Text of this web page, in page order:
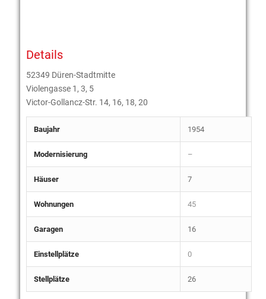
Details
52349 Düren-Stadtmitte
Violengasse 1, 3, 5
Victor-Gollancz-Str. 14, 16, 18, 20
Baujahr 1954
Modernisierung –
Häuser 7
Wohnungen 45
Garagen 16
Einstellplätze 0
Stellplätze 26